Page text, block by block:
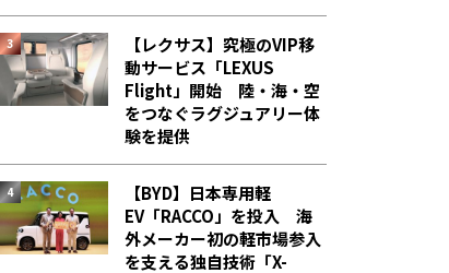
【レクサス】究極のVIP移
動サービス「LEXUS
Flight」開始 陸・海・空
をつなぐラグジュアリー体
験を提供
【BYD】日本専用軽
EV「RACCO」を投入 海
外メーカー初の軽市場参入
を支える独自技術「X-